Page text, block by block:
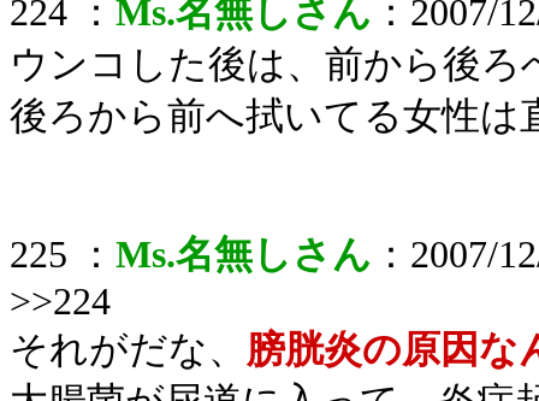
224 ： Ms.名無しさん ：2007/
ウンコした後は、前から後ろ
後ろから前へ拭いてる女性は
225 ： Ms.名無しさん ：2007/
>>224
それがだな、 膀胱炎の原因な